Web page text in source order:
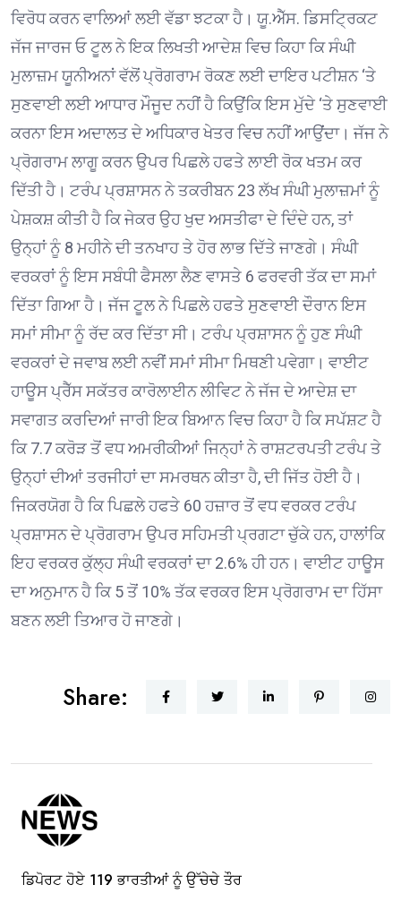
ਵਿਰੋਧ ਕਰਨ ਵਾਲਿਆਂ ਲਈ ਵੱਡਾ ਝਟਕਾ ਹੈ। ਯੂ.ਐੱਸ. ਡਿਸਟ੍ਰਿਕਟ
ਜੱਜ ਜਾਰਜ ਓ ਟੂਲ ਨੇ ਇਕ ਲਿਖਤੀ ਆਦੇਸ਼ ਵਿਚ ਕਿਹਾ ਕਿ ਸੰਘੀ
ਮੁਲਾਜ਼ਮ ਯੂਨੀਅਨਾਂ ਵੱਲੋਂ ਪ੍ਰੋਗਰਾਮ ਰੋਕਣ ਲਈ ਦਾਇਰ ਪਟੀਸ਼ਨ ‘ਤੇ
ਸੁਣਵਾਈ ਲਈ ਆਧਾਰ ਮੌਜੂਦ ਨਹੀਂ ਹੈ ਕਿਉਂਕਿ ਇਸ ਮੁੱਦੇ ‘ਤੇ ਸੁਣਵਾਈ
ਕਰਨਾ ਇਸ ਅਦਾਲਤ ਦੇ ਅਧਿਕਾਰ ਖੇਤਰ ਵਿਚ ਨਹੀਂ ਆਉਂਦਾ। ਜੱਜ ਨੇ
ਪ੍ਰੋਗਰਾਮ ਲਾਗੂ ਕਰਨ ਉਪਰ ਪਿਛਲੇ ਹਫਤੇ ਲਾਈ ਰੋਕ ਖਤਮ ਕਰ
ਦਿੱਤੀ ਹੈ। ਟਰੰਪ ਪ੍ਰਸ਼ਾਸਨ ਨੇ ਤਕਰੀਬਨ 23 ਲੱਖ ਸੰਘੀ ਮੁਲਾਜ਼ਮਾਂ ਨੂੰ
ਪੇਸ਼ਕਸ਼ ਕੀਤੀ ਹੈ ਕਿ ਜੇਕਰ ਉਹ ਖੁਦ ਅਸਤੀਫਾ ਦੇ ਦਿੰਦੇ ਹਨ, ਤਾਂ
ਉਨ੍ਹਾਂ ਨੂੰ 8 ਮਹੀਨੇ ਦੀ ਤਨਖਾਹ ਤੇ ਹੋਰ ਲਾਭ ਦਿੱਤੇ ਜਾਣਗੇ। ਸੰਘੀ
ਵਰਕਰਾਂ ਨੂੰ ਇਸ ਸਬੰਧੀ ਫੈਸਲਾ ਲੈਣ ਵਾਸਤੇ 6 ਫਰਵਰੀ ਤੱਕ ਦਾ ਸਮਾਂ
ਦਿੱਤਾ ਗਿਆ ਹੈ। ਜੱਜ ਟੂਲ ਨੇ ਪਿਛਲੇ ਹਫਤੇ ਸੁਣਵਾਈ ਦੌਰਾਨ ਇਸ
ਸਮਾਂ ਸੀਮਾ ਨੂੰ ਰੱਦ ਕਰ ਦਿੱਤਾ ਸੀ। ਟਰੰਪ ਪ੍ਰਸ਼ਾਸਨ ਨੂੰ ਹੁਣ ਸੰਘੀ
ਵਰਕਰਾਂ ਦੇ ਜਵਾਬ ਲਈ ਨਵੀਂ ਸਮਾਂ ਸੀਮਾ ਮਿਥਣੀ ਪਵੇਗਾ। ਵਾਈਟ
ਹਾਊਸ ਪ੍ਰੈੱਸ ਸਕੱਤਰ ਕਾਰੋਲਾਈਨ ਲੀਵਿਟ ਨੇ ਜੱਜ ਦੇ ਆਦੇਸ਼ ਦਾ
ਸਵਾਗਤ ਕਰਦਿਆਂ ਜਾਰੀ ਇਕ ਬਿਆਨ ਵਿਚ ਕਿਹਾ ਹੈ ਕਿ ਸਪੱਸ਼ਟ ਹੈ
ਕਿ 7.7 ਕਰੋੜ ਤੋਂ ਵਧ ਅਮਰੀਕੀਆਂ ਜਿਨ੍ਹਾਂ ਨੇ ਰਾਸ਼ਟਰਪਤੀ ਟਰੰਪ ਤੇ
ਉਨ੍ਹਾਂ ਦੀਆਂ ਤਰਜੀਹਾਂ ਦਾ ਸਮਰਥਨ ਕੀਤਾ ਹੈ, ਦੀ ਜਿੱਤ ਹੋਈ ਹੈ।
ਜਿਕਰਯੋਗ ਹੈ ਕਿ ਪਿਛਲੇ ਹਫਤੇ 60 ਹਜ਼ਾਰ ਤੋਂ ਵਧ ਵਰਕਰ ਟਰੰਪ
ਪ੍ਰਸ਼ਾਸਨ ਦੇ ਪ੍ਰੋਗਰਾਮ ਉਪਰ ਸਹਿਮਤੀ ਪ੍ਰਗਟਾ ਚੁੱਕੇ ਹਨ, ਹਾਲਾਂਕਿ
ਇਹ ਵਰਕਰ ਕੁੱਲ੍ਹ ਸੰਘੀ ਵਰਕਰਾਂ ਦਾ 2.6% ਹੀ ਹਨ। ਵਾਈਟ ਹਾਊਸ
ਦਾ ਅਨੁਮਾਨ ਹੈ ਕਿ 5 ਤੋਂ 10% ਤੱਕ ਵਰਕਰ ਇਸ ਪ੍ਰੋਗਰਾਮ ਦਾ ਹਿੱਸਾ
ਬਣਨ ਲਈ ਤਿਆਰ ਹੋ ਜਾਣਗੇ।
Share:
ਡਿਪੋਰਟ ਹੋਏ 119 ਭਾਰਤੀਆਂ ਨੂੰ ਉੱਚੇਚੇ ਤੌਰ